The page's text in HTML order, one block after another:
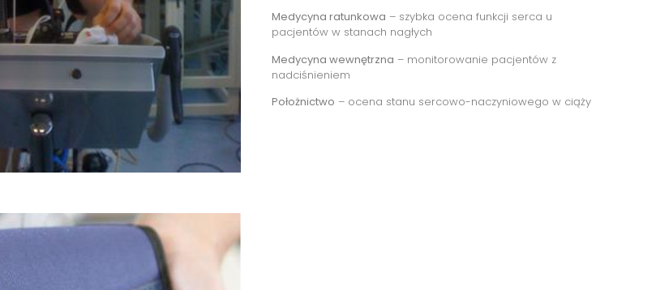
Medycyna ratunkowa – szybka ocena funkcji serca u
pacjentów w stanach nagłych
Medycyna wewnętrzna – monitorowanie pacjentów z
nadciśnieniem
Położnictwo – ocena stanu sercowo-naczyniowego w ciąży